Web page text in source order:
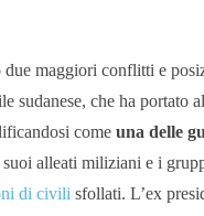
maggiori conflitti e
sudanese, che ha portato
come una delle
alleati miliziani e i
di civili sfollati. L’ex